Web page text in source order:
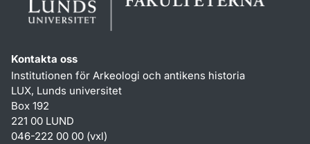
Kontakta oss
Institutionen för Arkeologi och antikens historia
LUX, Lunds universitet
Box 192
221 00 LUND
046-222 00 00 (vxl)